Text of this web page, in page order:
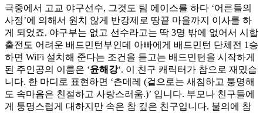
극중에서 고교 야구선수, 그것도 팀 에이스를 하다 ‘어른들의
사정’에 의해서 원치 않게 반강제로 땅끝 마을까지 이사를 하
게 되었죠. 야구부는 없고 선수라고는 딱 3명 밖에 없어서 시합
출전도 어려운 배드민턴부인데 아빠에게 배드민턴 단체전 1승
하면 WiFi 설치해 준다는 조건을 듣고는 배드민턴을 시작하게
된 주인공의 이름은 ‘윤해강‘. 이 친구 캐릭터가 참으로 재밌습
니다. 한 마디로 표현하면 ‘츤데레 (겉으로는 새침하고 퉁명해
도 속마음은 친절하고 사랑스러움.)’ 입니다. 부모나 친구들에
게 퉁명스럽게 대하지만 속은 참 깊은 친구입니다. 불의에 참